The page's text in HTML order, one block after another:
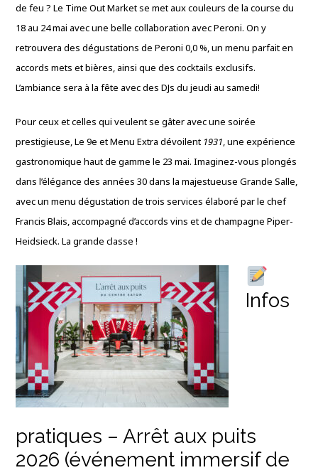
de feu ?Le Time Out Market se met aux couleurs de la course du
18 au 24 mai avec une belle collaboration avec Peroni.On y
retrouvera des dégustations de Peroni 0,0 %, un menu parfait en
accords mets et bières, ainsi que des cocktails exclusifs.
L’ambiance sera à la fête avec des DJs du jeudi au samedi!
Pour ceux et celles qui veulent se gâter avec une soirée
prestigieuse, Le 9e et Menu Extra dévoilent 1931, une expérience
gastronomique haut de gamme le 23 mai.Imaginez-vous plongés
dans l’élégance des années 30 dans la majestueuse Grande Salle,
avec un menu dégustation de trois services élaboré par le chef
Francis Blais, accompagné d’accords vins et de champagne Piper-
Heidsieck. La grande classe !
Infos
pratiques – Arrêt aux puits
2026 (événement immersif de